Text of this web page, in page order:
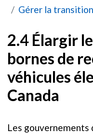
Gérer la
2.4 Élargir
bornes de
véhicules
Canada
Les gouvernements